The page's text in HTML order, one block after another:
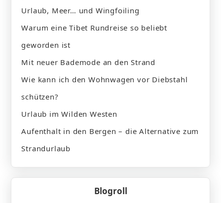
Urlaub, Meer… und Wingfoiling
Warum eine Tibet Rundreise so beliebt
geworden ist
Mit neuer Bademode an den Strand
Wie kann ich den Wohnwagen vor Diebstahl
schützen?
Urlaub im Wilden Westen
Aufenthalt in den Bergen – die Alternative zum
Strandurlaub
Blogroll